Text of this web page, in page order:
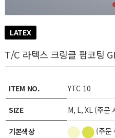
LATEX
T/C 라텍스 크링클 팜코팅
ITEM NO. YTC 10
SIZE M, L, XL (주문
기본색상 (주문